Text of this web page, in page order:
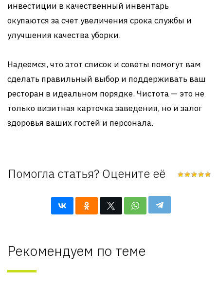
инвестиции в качественный инвентарь
окупаются за счет увеличения срока службы и
улучшения качества уборки.
Надеемся, что этот список и советы помогут вам
сделать правильный выбор и поддерживать ваш
ресторан в идеальном порядке. Чистота — это не
только визитная карточка заведения, но и залог
здоровья ваших гостей и персонала.
Помогла статья? Оцените её
Рекомендуем по теме